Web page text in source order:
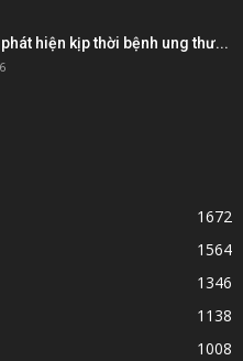
hiện kịp thời bệnh ung thư...
1672
1564
1346
1138
1008